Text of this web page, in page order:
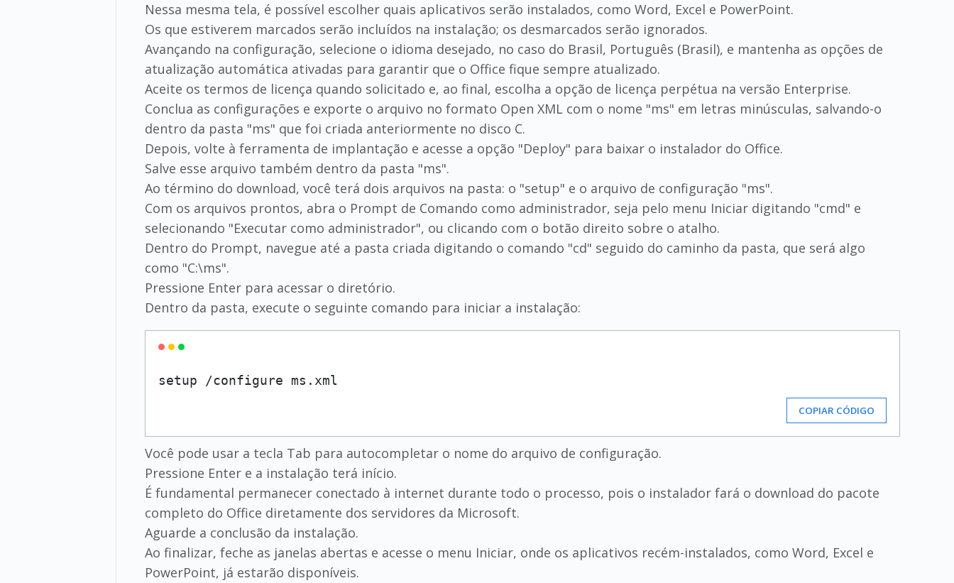
Nessa mesma tela, é possível escolher quais aplicativos serão instalados, como Word, Excel e PowerPoint.
Os que estiverem marcados serão incluídos na instalação; os desmarcados serão ignorados.
Avançando na configuração, selecione o idioma desejado, no caso do Brasil, Português (Brasil), e mantenha as opções de
atualização automática ativadas para garantir que o Office fique sempre atualizado.
Aceite os termos de licença quando solicitado e, ao final, escolha a opção de licença perpétua na versão Enterprise.
Conclua as configurações e exporte o arquivo no formato Open XML com o nome "ms" em letras minúsculas, salvando-o
dentro da pasta "ms" que foi criada anteriormente no disco C.
Depois, volte à ferramenta de implantação e acesse a opção "Deploy" para baixar o instalador do Office.
Salve esse arquivo também dentro da pasta "ms".
Ao término do download, você terá dois arquivos na pasta: o "setup" e o arquivo de configuração "ms".
Com os arquivos prontos, abra o Prompt de Comando como administrador, seja pelo menu Iniciar digitando "cmd" e
selecionando "Executar como administrador", ou clicando com o botão direito sobre o atalho.
Dentro do Prompt, navegue até a pasta criada digitando o comando "cd" seguido do caminho da pasta, que será algo
como "C:\ms".
Pressione Enter para acessar o diretório.
Dentro da pasta, execute o seguinte comando para iniciar a instalação:
COPIAR CÓDIGO
Você pode usar a tecla Tab para autocompletar o nome do arquivo de configuração.
Pressione Enter e a instalação terá início.
É fundamental permanecer conectado à internet durante todo o processo, pois o instalador fará o download do pacote
completo do Office diretamente dos servidores da Microsoft.
Aguarde a conclusão da instalação.
Ao finalizar, feche as janelas abertas e acesse o menu Iniciar, onde os aplicativos recém-instalados, como Word, Excel e
PowerPoint, já estarão disponíveis.